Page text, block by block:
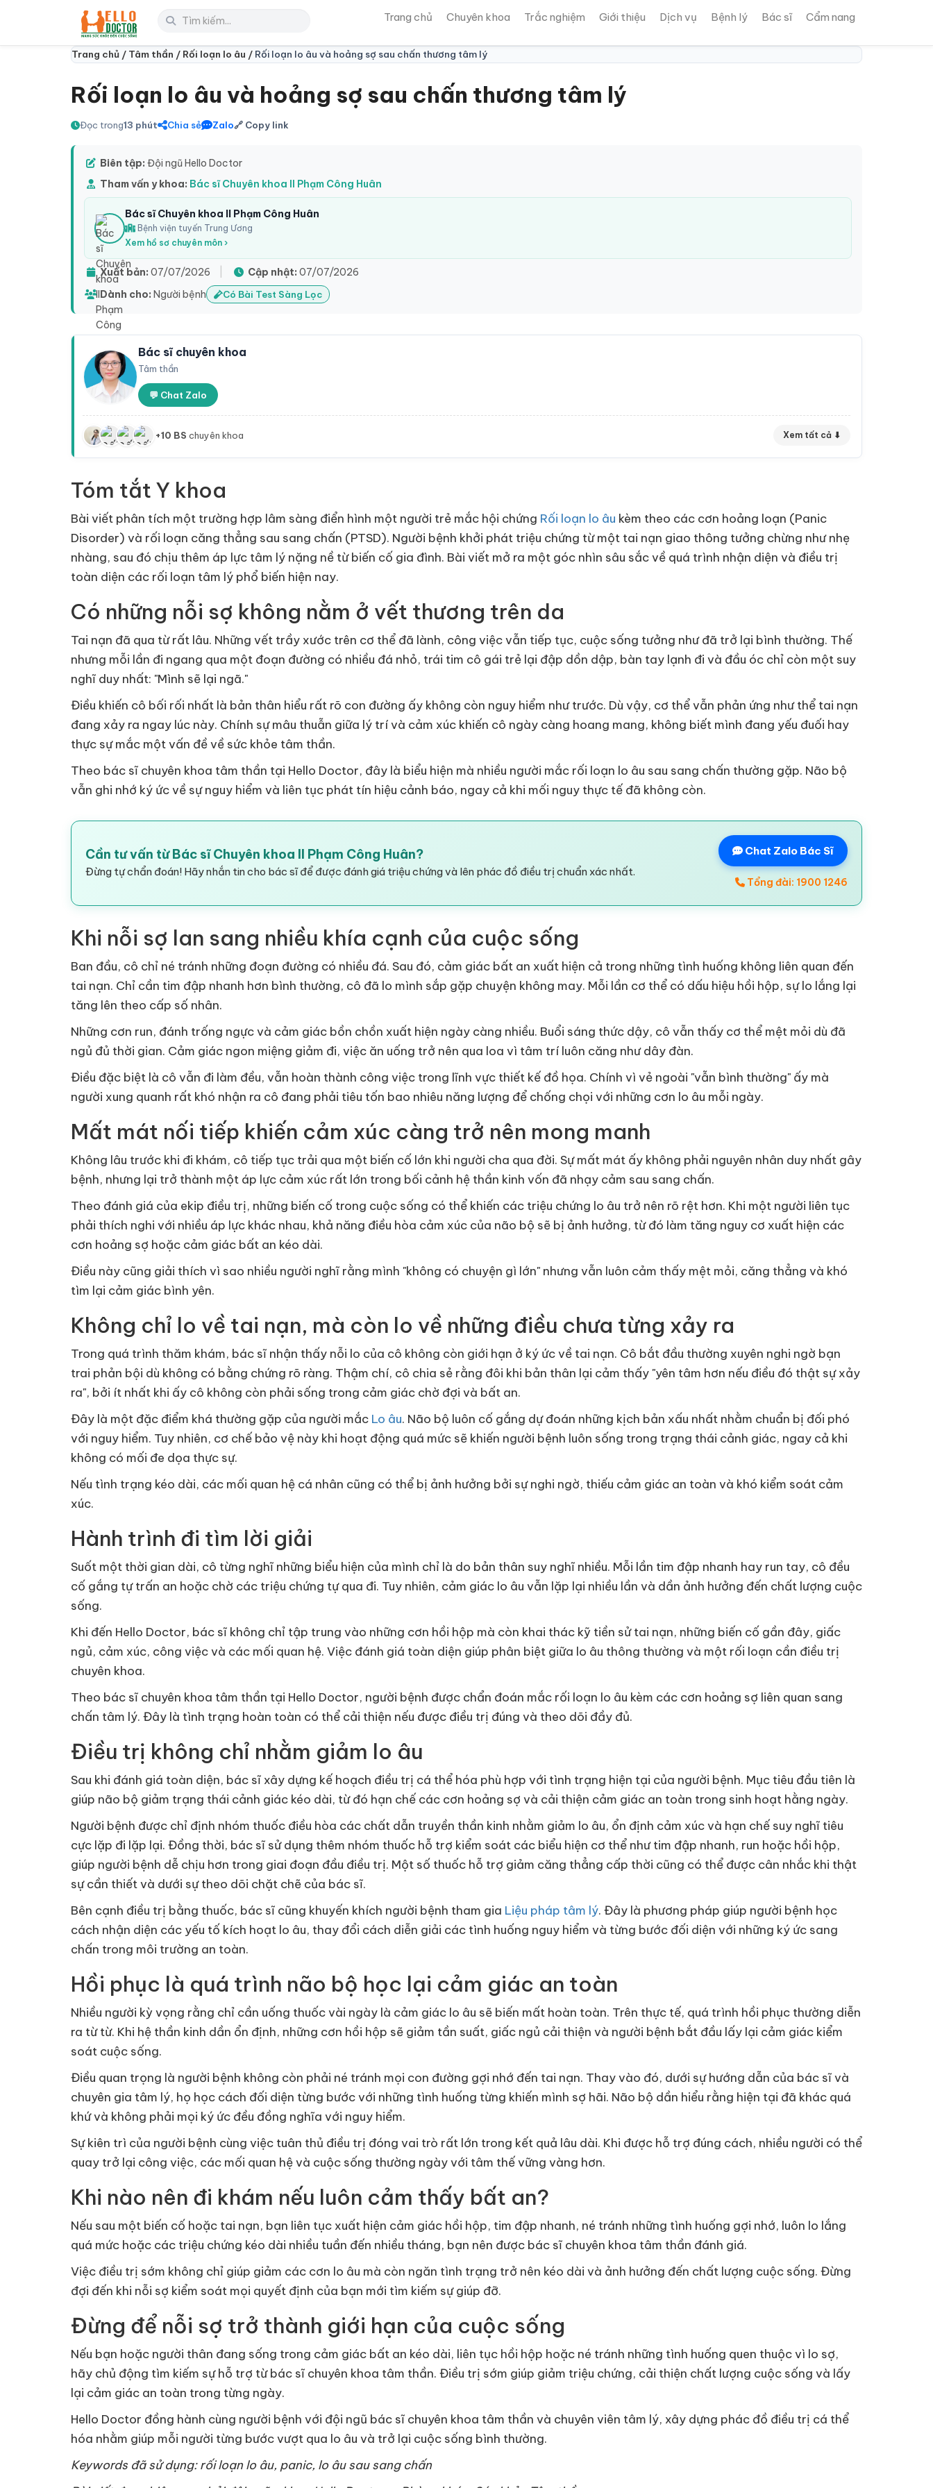
Trang chủ Chuyên khoa Trắc nghiệm Giới thiệu Dịch vụ Bệnh lý Bác sĩ Cẩm nang
Trang chủ / Tâm thần / Rối loạn lo âu / Rối loạn lo âu và hoảng sợ sau chấn thương tâm lý
Rối loạn lo âu và hoảng sợ sau chấn thương tâm lý
Đọc trong13 phút Chia sẻ Zalo🔗 Copy link
Biên tập: Đội ngũ Hello Doctor
Tham vấn y khoa: Bác sĩ Chuyên khoa II Phạm Công Huân
Bác sĩ Chuyên khoa II Phạm Công Huân
Bệnh viện tuyến Trung Ương
Xem hồ sơ chuyên môn ›
Xuất bản: 07/07/2026 Cập nhật: 07/07/2026
Dành cho: Người bệnh Có Bài Test Sàng Lọc
Bác sĩ chuyên khoa
Tâm thần
💬 Chat Zalo
+10 BS chuyên khoa Xem tất cả ⬇
Tóm tắt Y khoa
Bài viết phân tích một trường hợp lâm sàng điển hình một người trẻ mắc hội chứng Rối loạn lo âu kèm theo các cơn hoảng loạn (Panic
Disorder) và rối loạn căng thẳng sau sang chấn (PTSD). Người bệnh khởi phát triệu chứng từ một tai nạn giao thông tưởng chừng như nhẹ
nhàng, sau đó chịu thêm áp lực tâm lý nặng nề từ biến cố gia đình. Bài viết mở ra một góc nhìn sâu sắc về quá trình nhận diện và điều trị
toàn diện các rối loạn tâm lý phổ biến hiện nay.
Có những nỗi sợ không nằm ở vết thương trên da
Tai nạn đã qua từ rất lâu. Những vết trầy xước trên cơ thể đã lành, công việc vẫn tiếp tục, cuộc sống tưởng như đã trở lại bình thường. Thế
nhưng mỗi lần đi ngang qua một đoạn đường có nhiều đá nhỏ, trái tim cô gái trẻ lại đập dồn dập, bàn tay lạnh đi và đầu óc chỉ còn một suy
nghĩ duy nhất: "Mình sẽ lại ngã."
Điều khiến cô bối rối nhất là bản thân hiểu rất rõ con đường ấy không còn nguy hiểm như trước. Dù vậy, cơ thể vẫn phản ứng như thể tai nạn
đang xảy ra ngay lúc này. Chính sự mâu thuẫn giữa lý trí và cảm xúc khiến cô ngày càng hoang mang, không biết mình đang yếu đuối hay
thực sự mắc một vấn đề về sức khỏe tâm thần.
Theo bác sĩ chuyên khoa tâm thần tại Hello Doctor, đây là biểu hiện mà nhiều người mắc rối loạn lo âu sau sang chấn thường gặp. Não bộ
vẫn ghi nhớ ký ức về sự nguy hiểm và liên tục phát tín hiệu cảnh báo, ngay cả khi mối nguy thực tế đã không còn.
Cần tư vấn từ Bác sĩ Chuyên khoa II Phạm Công Huân?
Đừng tự chẩn đoán! Hãy nhắn tin cho bác sĩ để được đánh giá triệu chứng và lên phác đồ điều trị chuẩn xác nhất.
Chat Zalo Bác Sĩ
Tổng đài: 1900 1246
Khi nỗi sợ lan sang nhiều khía cạnh của cuộc sống
Ban đầu, cô chỉ né tránh những đoạn đường có nhiều đá. Sau đó, cảm giác bất an xuất hiện cả trong những tình huống không liên quan đến
tai nạn. Chỉ cần tim đập nhanh hơn bình thường, cô đã lo mình sắp gặp chuyện không may. Mỗi lần cơ thể có dấu hiệu hồi hộp, sự lo lắng lại
tăng lên theo cấp số nhân.
Những cơn run, đánh trống ngực và cảm giác bồn chồn xuất hiện ngày càng nhiều. Buổi sáng thức dậy, cô vẫn thấy cơ thể mệt mỏi dù đã
ngủ đủ thời gian. Cảm giác ngon miệng giảm đi, việc ăn uống trở nên qua loa vì tâm trí luôn căng như dây đàn.
Điều đặc biệt là cô vẫn đi làm đều, vẫn hoàn thành công việc trong lĩnh vực thiết kế đồ họa. Chính vì vẻ ngoài "vẫn bình thường" ấy mà
người xung quanh rất khó nhận ra cô đang phải tiêu tốn bao nhiêu năng lượng để chống chọi với những cơn lo âu mỗi ngày.
Mất mát nối tiếp khiến cảm xúc càng trở nên mong manh
Không lâu trước khi đi khám, cô tiếp tục trải qua một biến cố lớn khi người cha qua đời. Sự mất mát ấy không phải nguyên nhân duy nhất gây
bệnh, nhưng lại trở thành một áp lực cảm xúc rất lớn trong bối cảnh hệ thần kinh vốn đã nhạy cảm sau sang chấn.
Theo đánh giá của ekip điều trị, những biến cố trong cuộc sống có thể khiến các triệu chứng lo âu trở nên rõ rệt hơn. Khi một người liên tục
phải thích nghi với nhiều áp lực khác nhau, khả năng điều hòa cảm xúc của não bộ sẽ bị ảnh hưởng, từ đó làm tăng nguy cơ xuất hiện các
cơn hoảng sợ hoặc cảm giác bất an kéo dài.
Điều này cũng giải thích vì sao nhiều người nghĩ rằng mình "không có chuyện gì lớn" nhưng vẫn luôn cảm thấy mệt mỏi, căng thẳng và khó
tìm lại cảm giác bình yên.
Không chỉ lo về tai nạn, mà còn lo về những điều chưa từng xảy ra
Trong quá trình thăm khám, bác sĩ nhận thấy nỗi lo của cô không còn giới hạn ở ký ức về tai nạn. Cô bắt đầu thường xuyên nghi ngờ bạn
trai phản bội dù không có bằng chứng rõ ràng. Thậm chí, cô chia sẻ rằng đôi khi bản thân lại cảm thấy "yên tâm hơn nếu điều đó thật sự xảy
ra", bởi ít nhất khi ấy cô không còn phải sống trong cảm giác chờ đợi và bất an.
Đây là một đặc điểm khá thường gặp của người mắc Lo âu. Não bộ luôn cố gắng dự đoán những kịch bản xấu nhất nhằm chuẩn bị đối phó
với nguy hiểm. Tuy nhiên, cơ chế bảo vệ này khi hoạt động quá mức sẽ khiến người bệnh luôn sống trong trạng thái cảnh giác, ngay cả khi
không có mối đe dọa thực sự.
Nếu tình trạng kéo dài, các mối quan hệ cá nhân cũng có thể bị ảnh hưởng bởi sự nghi ngờ, thiếu cảm giác an toàn và khó kiểm soát cảm
xúc.
Hành trình đi tìm lời giải
Suốt một thời gian dài, cô từng nghĩ những biểu hiện của mình chỉ là do bản thân suy nghĩ nhiều. Mỗi lần tim đập nhanh hay run tay, cô đều
cố gắng tự trấn an hoặc chờ các triệu chứng tự qua đi. Tuy nhiên, cảm giác lo âu vẫn lặp lại nhiều lần và dần ảnh hưởng đến chất lượng cuộc
sống.
Khi đến Hello Doctor, bác sĩ không chỉ tập trung vào những cơn hồi hộp mà còn khai thác kỹ tiền sử tai nạn, những biến cố gần đây, giấc
ngủ, cảm xúc, công việc và các mối quan hệ. Việc đánh giá toàn diện giúp phân biệt giữa lo âu thông thường và một rối loạn cần điều trị
chuyên khoa.
Theo bác sĩ chuyên khoa tâm thần tại Hello Doctor, người bệnh được chẩn đoán mắc rối loạn lo âu kèm các cơn hoảng sợ liên quan sang
chấn tâm lý. Đây là tình trạng hoàn toàn có thể cải thiện nếu được điều trị đúng và theo dõi đầy đủ.
Điều trị không chỉ nhằm giảm lo âu
Sau khi đánh giá toàn diện, bác sĩ xây dựng kế hoạch điều trị cá thể hóa phù hợp với tình trạng hiện tại của người bệnh. Mục tiêu đầu tiên là
giúp não bộ giảm trạng thái cảnh giác kéo dài, từ đó hạn chế các cơn hoảng sợ và cải thiện cảm giác an toàn trong sinh hoạt hằng ngày.
Người bệnh được chỉ định nhóm thuốc điều hòa các chất dẫn truyền thần kinh nhằm giảm lo âu, ổn định cảm xúc và hạn chế suy nghĩ tiêu
cực lặp đi lặp lại. Đồng thời, bác sĩ sử dụng thêm nhóm thuốc hỗ trợ kiểm soát các biểu hiện cơ thể như tim đập nhanh, run hoặc hồi hộp,
giúp người bệnh dễ chịu hơn trong giai đoạn đầu điều trị. Một số thuốc hỗ trợ giảm căng thẳng cấp thời cũng có thể được cân nhắc khi thật
sự cần thiết và dưới sự theo dõi chặt chẽ của bác sĩ.
Bên cạnh điều trị bằng thuốc, bác sĩ cũng khuyến khích người bệnh tham gia Liệu pháp tâm lý. Đây là phương pháp giúp người bệnh học
cách nhận diện các yếu tố kích hoạt lo âu, thay đổi cách diễn giải các tình huống nguy hiểm và từng bước đối diện với những ký ức sang
chấn trong môi trường an toàn.
Hồi phục là quá trình não bộ học lại cảm giác an toàn
Nhiều người kỳ vọng rằng chỉ cần uống thuốc vài ngày là cảm giác lo âu sẽ biến mất hoàn toàn. Trên thực tế, quá trình hồi phục thường diễn
ra từ từ. Khi hệ thần kinh dần ổn định, những cơn hồi hộp sẽ giảm tần suất, giấc ngủ cải thiện và người bệnh bắt đầu lấy lại cảm giác kiểm
soát cuộc sống.
Điều quan trọng là người bệnh không còn phải né tránh mọi con đường gợi nhớ đến tai nạn. Thay vào đó, dưới sự hướng dẫn của bác sĩ và
chuyên gia tâm lý, họ học cách đối diện từng bước với những tình huống từng khiến mình sợ hãi. Não bộ dần hiểu rằng hiện tại đã khác quá
khứ và không phải mọi ký ức đều đồng nghĩa với nguy hiểm.
Sự kiên trì của người bệnh cùng việc tuân thủ điều trị đóng vai trò rất lớn trong kết quả lâu dài. Khi được hỗ trợ đúng cách, nhiều người có thể
quay trở lại công việc, các mối quan hệ và cuộc sống thường ngày với tâm thế vững vàng hơn.
Khi nào nên đi khám nếu luôn cảm thấy bất an?
Nếu sau một biến cố hoặc tai nạn, bạn liên tục xuất hiện cảm giác hồi hộp, tim đập nhanh, né tránh những tình huống gợi nhớ, luôn lo lắng
quá mức hoặc các triệu chứng kéo dài nhiều tuần đến nhiều tháng, bạn nên được bác sĩ chuyên khoa tâm thần đánh giá.
Việc điều trị sớm không chỉ giúp giảm các cơn lo âu mà còn ngăn tình trạng trở nên kéo dài và ảnh hưởng đến chất lượng cuộc sống. Đừng
đợi đến khi nỗi sợ kiểm soát mọi quyết định của bạn mới tìm kiếm sự giúp đỡ.
Đừng để nỗi sợ trở thành giới hạn của cuộc sống
Nếu bạn hoặc người thân đang sống trong cảm giác bất an kéo dài, liên tục hồi hộp hoặc né tránh những tình huống quen thuộc vì lo sợ,
hãy chủ động tìm kiếm sự hỗ trợ từ bác sĩ chuyên khoa tâm thần. Điều trị sớm giúp giảm triệu chứng, cải thiện chất lượng cuộc sống và lấy
lại cảm giác an toàn trong từng ngày.
Hello Doctor đồng hành cùng người bệnh với đội ngũ bác sĩ chuyên khoa tâm thần và chuyên viên tâm lý, xây dựng phác đồ điều trị cá thể
hóa nhằm giúp mỗi người từng bước vượt qua lo âu và trở lại cuộc sống bình thường.
Keywords đã sử dụng: rối loạn lo âu, panic, lo âu sau sang chấn